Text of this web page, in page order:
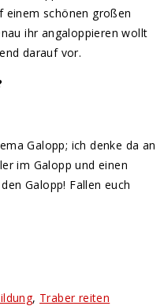
einem schönen großen
ihr angaloppieren wollt
darauf vor.
Galopp; ich denke da an
im Galopp und einen
Galopp! Fallen euch
, Traber reiten